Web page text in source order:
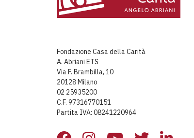
Fondazione Casa della Carità
A. Abriani ETS
Via F. Brambilla, 10
20128 Milano
02 25935200
C.F. 97316770151
Partita IVA: 08241220964